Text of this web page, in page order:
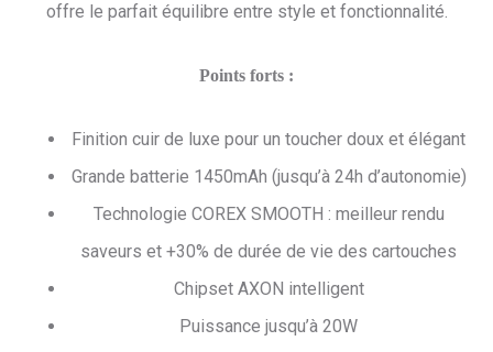
offre le parfait équilibre entre style et fonctionnalité.
Points forts :
Finition cuir de luxe pour un toucher doux et élégant
Grande batterie 1450mAh (jusqu’à 24h d’autonomie)
Technologie COREX SMOOTH : meilleur rendu
saveurs et +30% de durée de vie des cartouches
Chipset AXON intelligent
Puissance jusqu’à 20W